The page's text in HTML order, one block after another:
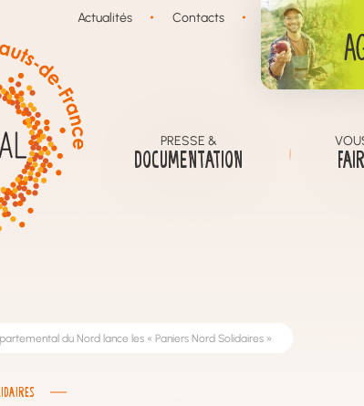
Actualités Contacts
PRESSE &
DOCUMENTATION
du Nord lance les « Paniers Nord Solidaires »